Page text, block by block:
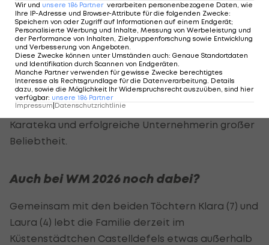
Seiner Beliebtheit in Polen tat dieser Umstand
freilich keinen Abbruch. In der Heimat genießt
Lewandowski weiterhin Nationalhelden-Status,
auf Instagram hat er derzeit 35,5 Millionen
Follower und damit fast so viele wie Polen
Einwohner (etwa 38 Millionen). Auch Ehefrau Anna
Lewandowska erfreut sich als ehemalige
Karateka und erfolgreiche Unternehmerin großer
Beliebtheit.
Auch bei WM 2026 noch dabei?
Gemeinsam mit den beiden Töchtern Klara (7) und
Laura (4) lebt die Familie derzeit im
Küstenstädtchen Castelldefels etwas außerhalb
Wir und unsere 186 Partner verarbeiten personenbezogene Daten, wie
Ihre IP-Adresse und Browser-Attribute für die folgenden Zwecke:
Speichern von oder Zugriff auf Informationen auf einem Endgerät;
Personalisierte Werbung und Inhalte, Messung von Werbeleistung und
der Performance von Inhalten, Zielgruppenforschung sowie Entwicklung
und Verbesserung von Angeboten.
Diese Zwecke können unter Umständen auch: Genaue Standortdaten
und Identifikation durch Scannen von Endgeräten.
Manche Partner verwenden für gewisse Zwecke berechtigtes
Interesse als Rechtsgrundlage für die Datenverarbeitung. Details
dazu, sowie die Möglichkeit Ihr Widerspruchsrecht auszuüben, sind hier
verfügbar: unsere 186 Partner
Impressum Datenschutzrichtlinie